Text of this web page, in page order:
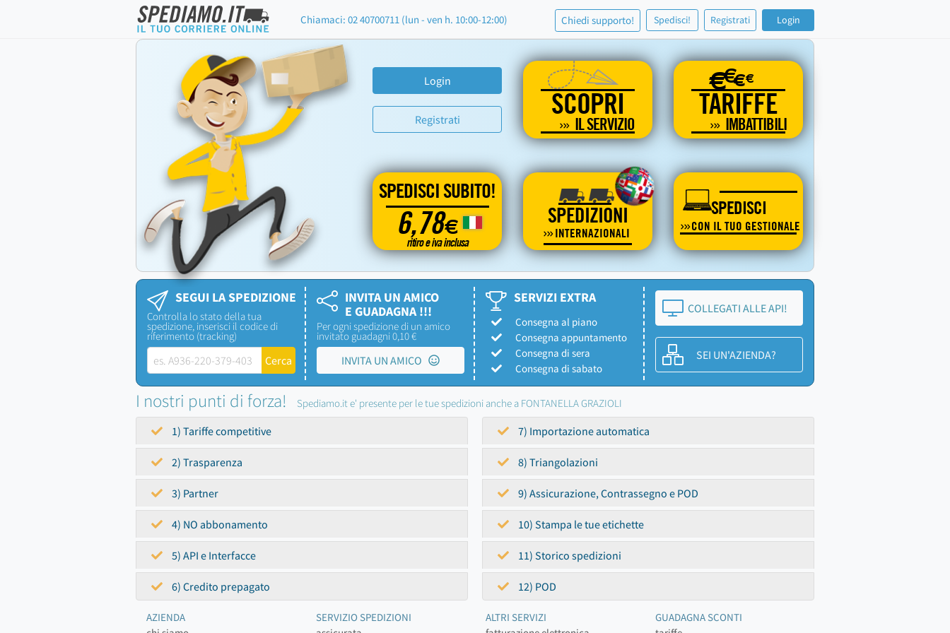
Chiamaci: 02 40700711 (lun - ven h. 10:00-12:00) Chiedi supporto! Spedisci! Registrati Login
Login
Registrati SCOPRI
IL SERVIZIO
€€€€
TARIFFE
IMBATTIBILI
SPEDISCI SUBITO!
6,78€
ritiro e iva inclusa
SPEDIZIONI
INTERNAZIONALI
SPEDISCI
CON IL TUO GESTIONALE
SEGUI LA SPEDIZIONE
Controlla lo stato della tua
spedizione, inserisci il codice di
riferimento (tracking)
INVITA UN AMICO
E GUADAGNA !!!
Per ogni spedizione di un amico
invitato guadagni 0,10 €
INVITA UN AMICO
SERVIZI EXTRA
Consegna al piano
Consegna appuntamento
Consegna di sera
Consegna di sabato
COLLEGATI ALLE API!
SEI UN'AZIENDA?
I nostri punti di forza! Spediamo.it e' presente per le tue spedizioni anche a FONTANELLA GRAZIOLI
1) Tariffe competitive
2) Trasparenza
3) Partner
4) NO abbonamento
5) API e Interfacce
6) Credito prepagato
7) Importazione automatica
8) Triangolazioni
9) Assicurazione, Contrassegno e POD
10) Stampa le tue etichette
11) Storico spedizioni
12) POD
AZIENDA
SERVIZIO SPEDIZIONI
ALTRI SERVIZI
GUADAGNA SCONTI